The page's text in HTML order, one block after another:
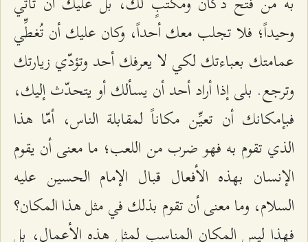
وحيداً؛ فلا تجلب معك أحداً، وكان عليك أن تُغطِّي
عمامتك بعباءتك لكي لا يعرفك أحد وتؤدّي زيارتك
وترجع. بلى إذا أراد أحد أن يسألك أو يتحدّث إليك،
فبإمكانك أن تعيِّن مكاناً لمقابلة الناس، أمّا هذا
الذي تقوم به فهو ضرب من اللعب؛ ما معنى أن يقوم
الإنسان بهذه الأفعال قبال الإمام الحسين عليه
السلام، وما معنى أن تقوم بذلك في مثل هذا المكان؟
فهذا ليس المكان المناسب لمثل هذه الأعمال، بل